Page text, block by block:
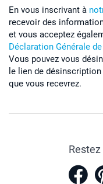
En vous inscrivant à
recevoir des
et vous acceptez
Déclaration Générale
Vous pouvez vous
le lien de
que vous recevrez.